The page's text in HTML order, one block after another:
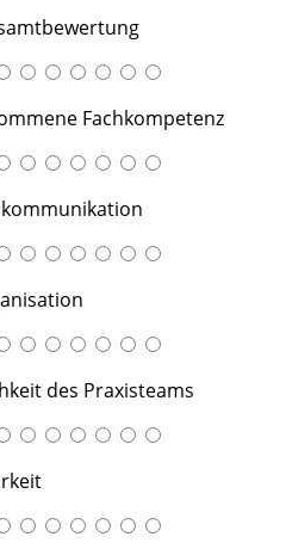
Fachkompetenz
des Praxisteams